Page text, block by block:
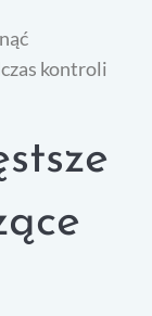
kontroli